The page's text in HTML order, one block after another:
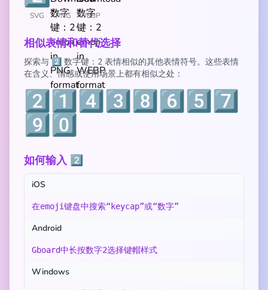
SVG PNG WEBP
相似表情和替代选择
探索与 2️⃣ 数字键：2 表情相似的其他表情符号。这些表情
在含义、情感或使用场景上都有相似之处：
2️⃣ 1️⃣ 4️⃣ 3️⃣ 8️⃣ 6️⃣ 5️⃣ 7️⃣
9️⃣ 0️⃣
如何输入 2️⃣
iOS
在emoji键盘中搜索“keycap”或“数字”
Android
Gboard中长按数字2选择键帽样式
Windows